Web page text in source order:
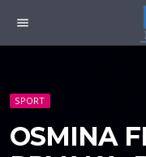
menu
SPORT
OSMINA